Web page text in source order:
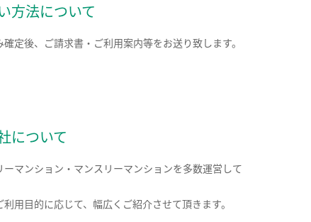
方法について
確定後、ご請求書・ご利用案内等をお送り致します。
について
ーマンション・マンスリーマンションを多数運営して
利用目的に応じて、幅広くご紹介させて頂きます。